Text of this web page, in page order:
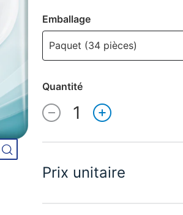
Emballage
Paquet (34 pièces)
Quantité
Quantité
1
Prix unitaire